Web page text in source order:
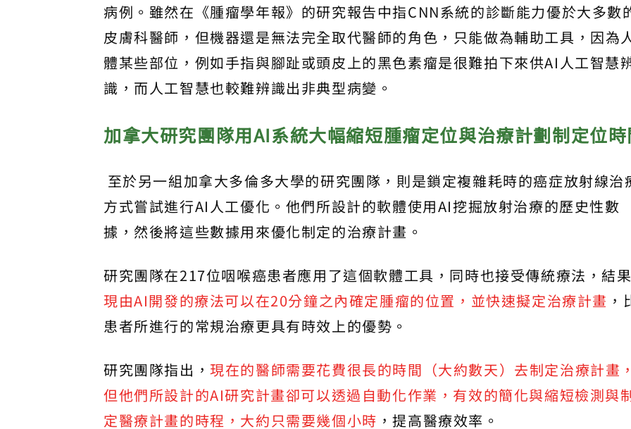
病例。雖然在《腫瘤學年報》的研究報告中指CNN系統的診斷能力優於大多數
皮膚科醫師，但機器還是無法完全取代醫師的角色，只能做為輔助工具，因為
體某些部位，例如手指與腳趾或頭皮上的黑色素瘤是很難拍下來供AI人工智慧
識，而人工智慧也較難辨識出非典型病變。
加拿大研究團隊用AI系統大幅縮短腫瘤定位與治療計劃制定位時
至於另一組加拿大多倫多大學的研究團隊，則是鎖定複雜耗時的癌症放射線治
方式嘗試進行AI人工優化。他們所設計的軟體使用AI挖掘放射治療的歷史性數
據，然後將這些數據用來優化制定的治療計畫。
研究團隊在217位咽喉癌患者應用了這個軟體工具，同時也接受傳統療法，結果
現由AI開發的療法可以在20分鐘之內確定腫瘤的位置，並快速擬定治療計畫 ，
患者所進行的常規治療更具有時效上的優勢。
研究團隊指出，現在的醫師需要花費很長的時間（大約數天）去制定治療計畫，
但他們所設計的AI研究計畫卻可以透過自動化作業，有效的簡化與縮短檢測與
定醫療計畫的時程，大約只需要幾個小時 ，提高醫療效率。